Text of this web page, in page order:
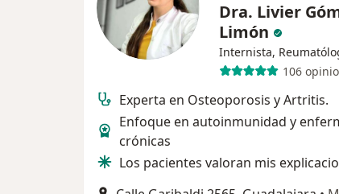
Dra. Livier
Limón
Internista,
106
Experta en Osteoporosis y Artritis.
Enfoque en autoinmunidad y
crónicas
Los pacientes valoran mis